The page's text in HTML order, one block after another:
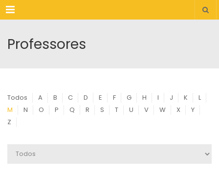
Menu
Professores
Todos A B C D E F G H I J K
L
M
N O P Q R S T U V W X
Y
Z